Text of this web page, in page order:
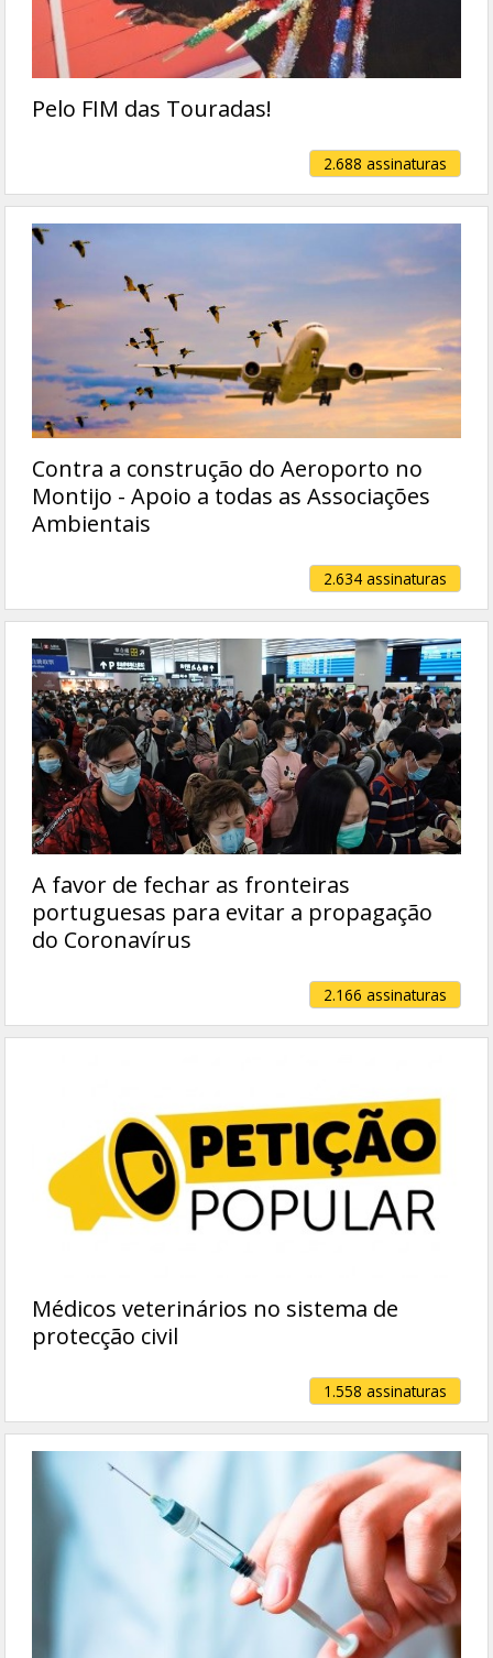
Pelo FIM das Touradas!
2.688 assinaturas
Contra a construção do Aeroporto no
Montijo - Apoio a todas as Associações
Ambientais
2.634 assinaturas
A favor de fechar as fronteiras
portuguesas para evitar a propagação
do Coronavírus
2.166 assinaturas
Médicos veterinários no sistema de
protecção civil
1.558 assinaturas